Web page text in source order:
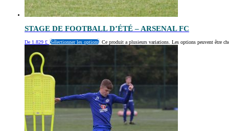
STAGE DE FOOTBALL D’ÉTÉ – ARSENAL FC
De 1.829 £ Sélectionner les options Ce produit a plusieurs variations. Les options peuvent être